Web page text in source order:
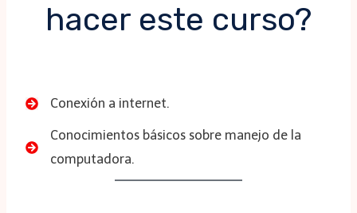
hacer este curso?
Conexión a internet.
Conocimientos básicos sobre manejo de la
computadora.